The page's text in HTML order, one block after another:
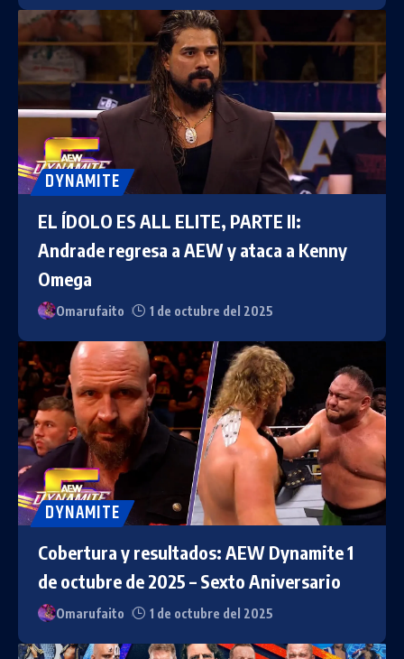
DYNAMITE
EL ÍDOLO ES ALL ELITE, PARTE II:
Andrade regresa a AEW y ataca a Kenny
Omega
Omarufaito 1 de octubre del 2025
DYNAMITE
Cobertura y resultados: AEW Dynamite 1
de octubre de 2025 – Sexto Aniversario
Omarufaito 1 de octubre del 2025